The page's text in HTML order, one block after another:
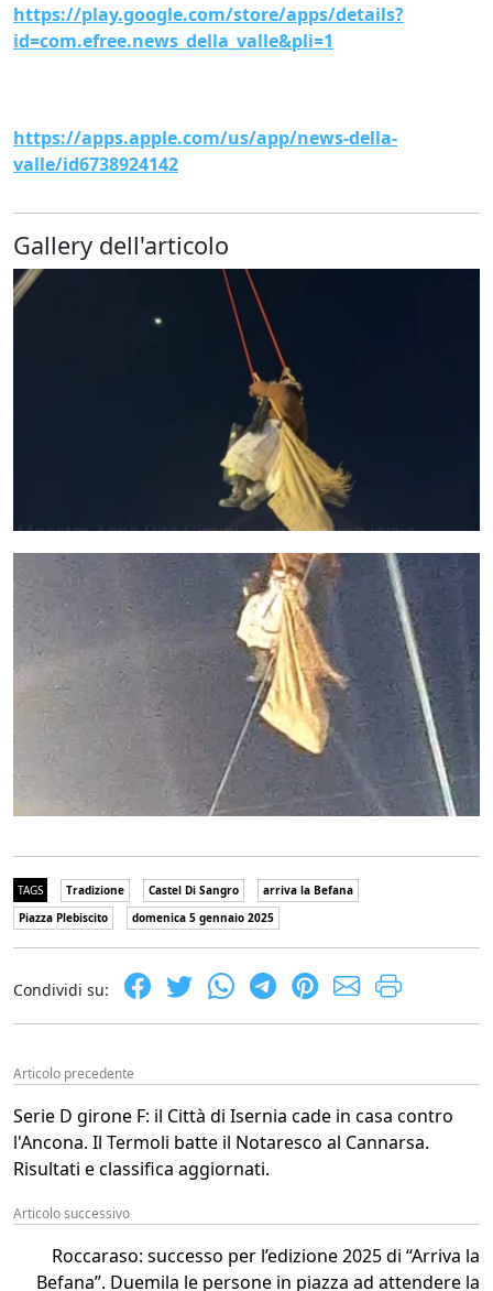
https://play.google.com/store/apps/details?
id=com.efree.news_della_valle&pli=1
https://apps.apple.com/us/app/news-della-
valle/id6738924142
Gallery dell'articolo
TAGS Tradizione Castel Di Sangro
arriva la Befana
Piazza Plebiscito
domenica 5 gennaio 2025
Condividi su:
Articolo precedente
Serie D girone F: il Città di Isernia cade in casa contro
l'Ancona. Il Termoli batte il Notaresco al Cannarsa.
Risultati e classifica aggiornati.
Articolo successivo
Roccaraso: successo per l’edizione 2025 di “Arriva la
Befana”. Duemila le persone in piazza ad attendere la